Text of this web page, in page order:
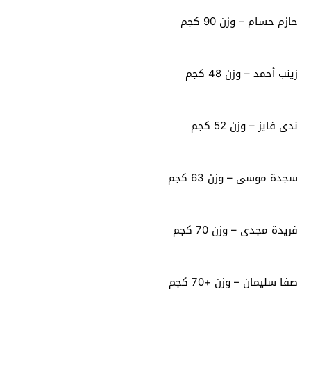
حازم حسام – وزن 90 كجم
زينب أحمد – وزن 48 كجم
ندى فايز – وزن 52 كجم
سجدة موسى – وزن 63 كجم
فريدة مجدى – وزن 70 كجم
صفا سليمان – وزن +70 كجم